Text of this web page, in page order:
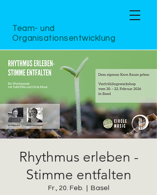
Team- und
Organisationsentwicklung
Rhythmus erleben -
Stimme entfalten
Fr., 20. Feb. Basel